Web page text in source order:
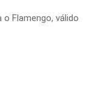
Flamengo, válido